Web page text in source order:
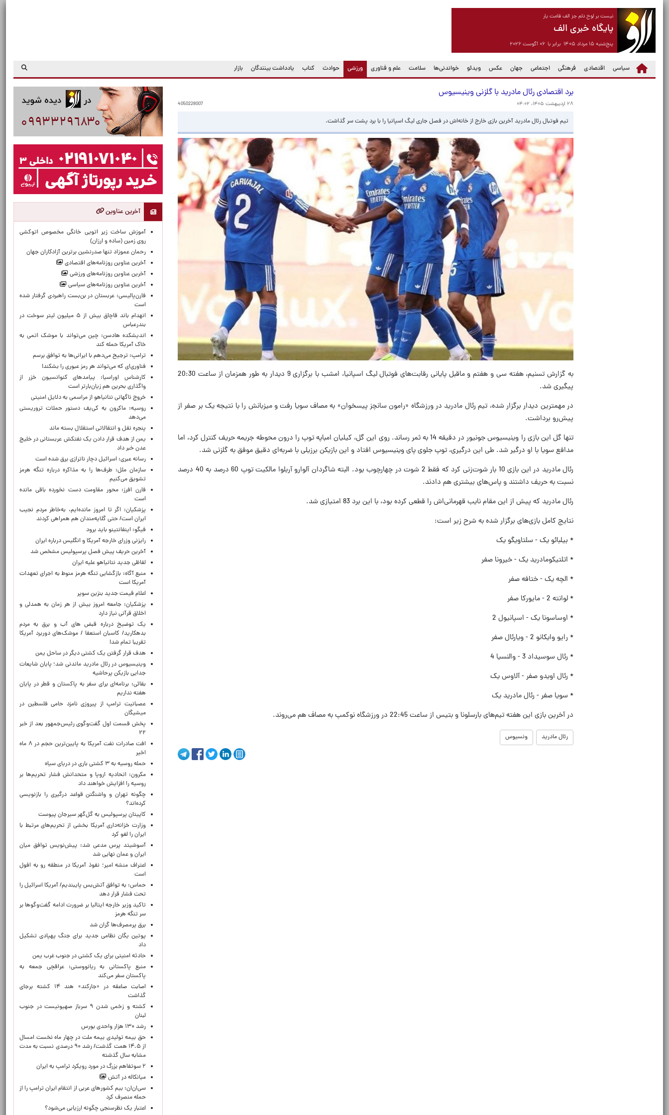
نیست بر لوح دلم جز الف قامت یار
پایگاه خبری الف
پنج‌شنبه ۱۵ مرداد ۱۴۰۵ برابر با ۰۶ آگوست ۲۰۲۶
سیاسی اقتصادی فرهنگی اجتماعی جهان عکس ویدئو خواندنی‌ها سلامت علم و فناوری ورزشی
(current) حوادث کتاب یادداشت بینندگان بازار
برد اقتصادی رئال مادرید با گلزنی وینیسیوس
۲۸ اردیبهشت ۱۴۰۵، ۰۴:۰۲ 4050228007
تیم فوتبال رئال مادرید آخرین بازی خارج از خانه‌اش در فصل جاری لیگ اسپانیا را با برد پشت سر گذاشت.
به گزارش تسنیم، هفته سی و هفتم و ماقبل پایانی رقابت‌های فوتبال لیگ اسپانیا، امشب با برگزاری 9 دیدار به طور همزمان از ساعت 20:30
پیگیری شد.
در مهمترین دیدار برگزار شده، تیم رئال مادرید در ورزشگاه «رامون سانچز پیسخوان» به مصاف سویا رفت و میزبانش را با نتیجه یک بر صفر از
پیش‌رو برداشت.
تنها گل این بازی را وینیسیوس جونیور در دقیقه 14 به ثمر رساند. روی این گل، کیلیان امباپه توپ را درون محوطه جریمه حریف کنترل کرد، اما
مدافع سویا با او درگیر شد. طی این درگیری، توپ جلوی پای وینیسیوس افتاد و این بازیکن برزیلی با ضربه‌ای دقیق موفق به گلزنی شد.
رئال مادرید در این بازی 10 بار شوت‌زنی کرد که فقط 2 شوت در چهارچوب بود. البته شاگردان آلوارو آربلوا مالکیت توپ 60 درصد به 40 درصد
نسبت به حریف داشتند و پاس‌های بیشتری هم دادند.
رئال مادرید که پیش از این مقام نایب قهرمانی‌اش را قطعی کرده بود، با این برد 83 امتیازی شد.
نتایج کامل بازی‌های برگزار شده به شرح زیر است:
* بیلبائو یک - سلتاویگو یک
* اتلتیکومادرید یک - خیرونا صفر
* الچه یک - ختافه صفر
* لوانته 2 - مایورکا صفر
* اوساسونا یک - اسپانیول 2
* رایو وایکانو 2 - ویارئال صفر
* رئال سوسیداد 3 - والنسیا 4
* رئال اویدو صفر - آلاوس یک
* سویا صفر - رئال مادرید یک
در آخرین بازی این هفته تیم‌های بارسلونا و بتیس از ساعت 22:45 در ورزشگاه نوکمپ به مصاف هم می‌روند.
رئال مادرید ونسیوس
آخرین عناوین
آموزش ساخت زیر اتویی خانگی مخصوص اتوکشی
روی زمین (ساده و ارزان)
رحمان عموزاد تنها صدرنشین برترین آزادکاران جهان
آخرین عناوین روزنامه‌های اقتصادی
آخرین عناوین روزنامه‌های ورزشی
آخرین عناوین روزنامه‌های سیاسی
فارن‌پالیسی: عربستان در بن‌بست راهبردی گرفتار شده
است
انهدام باند قاچاق بیش از ۵ میلیون لیتر سوخت در
بندرعباس
اندیشکده هادسن: چین می‌تواند با موشک اتمی به
خاک آمریکا حمله کند
ترامپ: ترجیح می‌دهم با ایرانی‌‌ها به توافق برسم
فناوری‌ای که می‌تواند هر رمز عبوری را بشکند!
کارشناس اوراسیا: پیامدهای کنوانسیون خزر از
واگذاری بحرین هم زیان‌بارتر است
خروج ناگهانی نتانیاهو از مراسمی به دلایل امنیتی
روسیه: ماکرون به کی‌یف دستور حملات تروریستی
می‌دهد
پنجره‌ نقل و انتقالاتی استقلال بسته ماند
یمن از هدف قرار دادن یک نفتکش عربستانی در خلیج
عدن خبر داد
رسانه عبری: اسرائیل دچار ناترازی برق شده است
سازمان ملل: طرف‌ها را به مذاکره درباره تنگه هرمز
تشویق می‌کنیم
فارن افرز: محور مقاومت دست نخورده باقی مانده
است
پزشکیان: اگر تا امروز مانده‌ایم، به‌خاطر مردم نجیب
ایران است/ حتی گلایه‌مندان هم همراهی کردند
فیگو: اینفانتینو باید برود
رایزنی وزرای خارجه آمریکا و انگلیس درباره ایران
آخرین حریف پیش فصل پرسپولیس مشخص شد
لفاظی جدید نتانیاهو علیه ایران
منبع آگاه: بازگشایی تنگه هرمز منوط به اجرای تعهدات
آمریکا است
اعلام قیمت جدید بنزین سوپر
پزشکیان: جامعه امروز بیش از هر زمان به همدلی و
اخلاق قرآنی نیاز دارد
یک توضیح درباره قبض های آب و برق به مردم
بدهکارید/ کاسبان استعفا / موشک‌های دوربرد آمریکا
تقریبا تمام شد!
هدف قرار گرفتن یک کشتی دیگر در ساحل یمن
وینیسیوس در رئال مادرید ماندنی شد؛ پایان شایعات
جدایی بازیکن پرحاشیه
بقائی: برنامه‌ای برای سفر به پاکستان و قطر در پایان
هفته نداریم
عصبانیت ترامپ از پیروزی نامزد حامی فلسطین در
میشیگان
پخش قسمت اول گفت‌وگوی رئیس‌جمهور بعد از خبر
۲۲
افت صادرات نفت آمریکا به پایین‌ترین حجم در ۸ ماه
اخیر
حمله روسیه به ۳ کشتی باری در دریای سیاه
مکرون: اتحادیه اروپا و متحدانش فشار تحریم‌ها بر
روسیه را افزایش خواهند داد
چگونه تهران و واشنگتن قواعد درگیری را بازنویسی
کرده‌اند؟
کاپیتان پرسپولیس به گل‌گهر سیرجان پیوست
وزارت خزانه‌داری آمریکا بخشی از تحریم‌های مرتبط با
ایران را لغو کرد
آسوشیتد پرس مدعی شد: پیش‌نویس توافق میان
ایران و عمان نهایی شد
اعتراف منشه امیر؛ نفوذ آمریکا در منطقه رو به افول
است
حماس: به توافق آتش‌بس پایبندیم/ آمریکا اسرائیل را
تحت فشار قرار دهد
تاکید وزیر خارجه ایتالیا بر ضرورت ادامه گفت‌وگوها بر
سر تنگه هرمز
برق پرمصرف‌ها گران شد
پوتین یگان نظامی جدید برای جنگ پهپادی تشکیل
داد
حادثه امنیتی برای یک کشتی در جنوب غرب یمن
منبع پاکستانی به ریانووستی: عراقچی جمعه به
پاکستان سفر می‌کند
اصابت صاعقه در «جارکند» هند ۱۴ کشته برجای
گذاشت
کشته و زخمی شدن ۹ سرباز صهیونیست در جنوب
لبنان
رشد ۱۳۰ هزار واحدی بورس
حق بیمه تولیدی بیمه ملت در چهار ماه نخست امسال
از ۱۴.۵ همت گذشت/ رشد ۹۰ درصدی نسبت به مدت
مشابه سال گذشته
۲ سوتفاهم بزرگ در مورد رویکرد ترامپ به ایران
میانکاله در آتش
سی‌ان‌ان: بیم کشورهای عربی از انتقام ایران ترامپ را از
حمله منصرف کرد
اعتبار یک نظرسنجی چگونه ارزیابی می‌شود؟